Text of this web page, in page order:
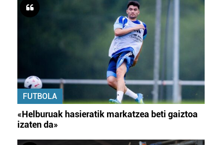
FUTBOLA
«Helburuak hasieratik markatzea beti gaiztoa
izaten da»